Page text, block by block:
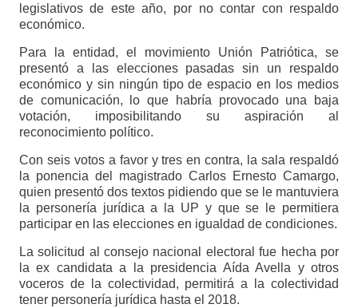
legislativos de este año, por no contar con respaldo
económico.
Para la entidad, el movimiento Unión Patriótica, se
presentó a las elecciones pasadas sin un respaldo
económico y sin ningún tipo de espacio en los medios
de comunicación, lo que habría provocado una baja
votación, imposibilitando su aspiración al
reconocimiento político.
Con seis votos a favor y tres en contra, la sala respaldó
la ponencia del magistrado Carlos Ernesto Camargo,
quien presentó dos textos pidiendo que se le mantuviera
la personería jurídica a la UP y que se le permitiera
participar en las elecciones en igualdad de condiciones.
La solicitud al consejo nacional electoral fue hecha por
la ex candidata a la presidencia Aída Avella y otros
voceros de la colectividad, permitirá a la colectividad
tener personería jurídica hasta el 2018.